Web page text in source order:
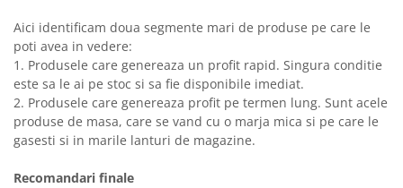
Aici identificam doua segmente mari de produse pe care le
poti avea in vedere:
1. Produsele care genereaza un profit rapid. Singura conditie
este sa le ai pe stoc si sa fie disponibile imediat.
2. Produsele care genereaza profit pe termen lung. Sunt acele
produse de masa, care se vand cu o marja mica si pe care le
gasesti si in marile lanturi de magazine.
Recomandari finale